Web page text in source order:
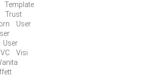
Template
Trust
User
User
VC
Visi